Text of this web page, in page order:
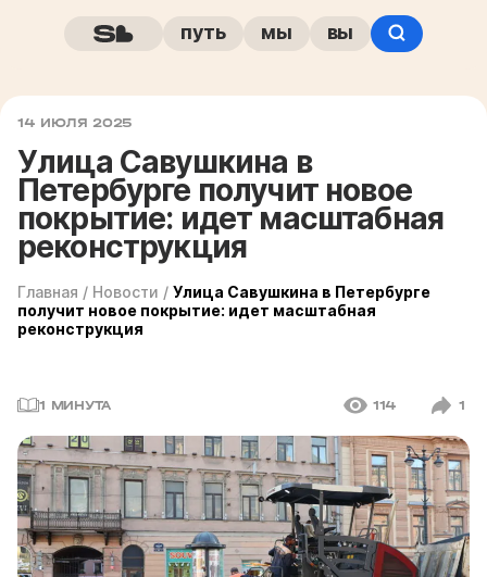
путь мы вы
14 ИЮЛЯ 2025
Улица Савушкина в
Петербурге получит новое
покрытие: идет масштабная
реконструкция
Главная / Новости / Улица Савушкина в Петербурге
получит новое покрытие: идет масштабная
реконструкция
1 МИНУТА 114 1